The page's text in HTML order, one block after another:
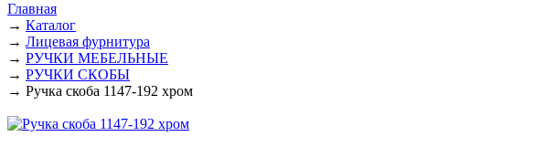
Главная
→ Каталог
→ Лицевая фурнитура
→ РУЧКИ МЕБЕЛЬНЫЕ
→ РУЧКИ СКОБЫ
→ Ручка скоба 1147-192 хром